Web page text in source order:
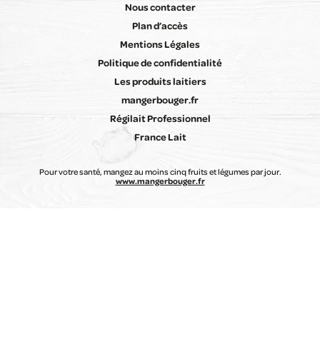
Nous contacter
Plan d’accès
Mentions Légales
Politique de confidentialité
Les produits laitiers
mangerbouger.fr
Régilait Professionnel
France Lait
Pour votre santé, mangez au moins cinq fruits et légumes par jour.
www.mangerbouger.fr